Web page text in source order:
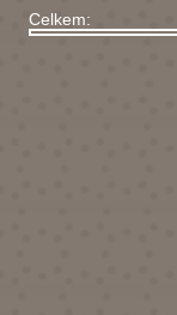
Celkem: